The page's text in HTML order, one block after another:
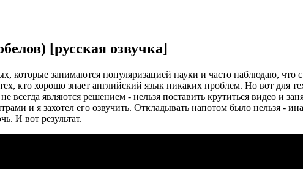
[русская озвучка]
которые занимаются популяризацией науки и часто наблюдаю,
кто хорошо знает английский язык никаких проблем. Но вот для
всегда являются решением - нельзя поставить крутиться видео и
и я захотел его озвучить. Откладывать напотом было нельзя -
И вот результат.